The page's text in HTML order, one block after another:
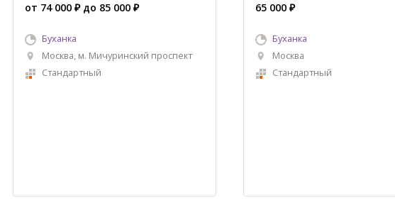
от 74 000 ₽ до 85 000 ₽
Буханка
Москва, м. Мичуринский проспект
Стандартный
65 000 ₽
Буханка
Москва
Стандартный